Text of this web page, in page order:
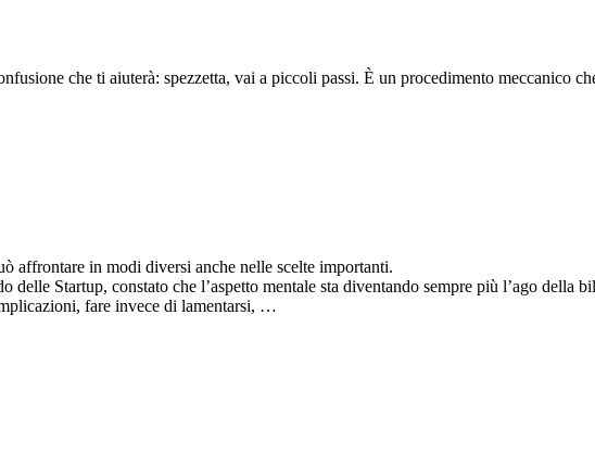
che ti aiuterà: spezzetta, vai a piccoli passi. È un procedimento meccanico
affrontare in modi diversi anche nelle scelte importanti.
Startup, constato che l’aspetto mentale sta diventando sempre più l’ago della
fare invece di lamentarsi, …